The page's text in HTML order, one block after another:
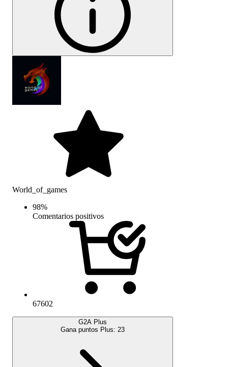
World_of_games
98%
Comentarios positivos
67602
G2A Plus
Gana puntos Plus: 23